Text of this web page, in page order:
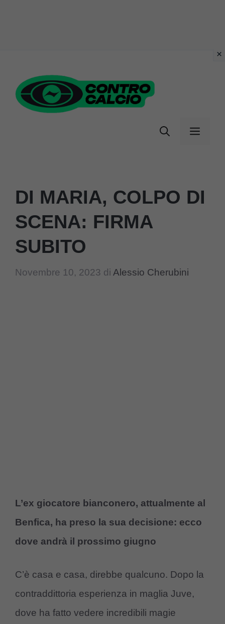
contenuto
Menu
DI MARIA, COLPO DI
SCENA: FIRMA
SUBITO
Novembre 10, 2023 di Alessio Cherubini
L’ex giocatore bianconero, attualmente al
Benfica, ha preso la sua decisione: ecco
dove andrà il prossimo giugno
C’è casa e casa, direbbe qualcuno. Dopo la
contraddittoria esperienza in maglia Juve,
dove ha fatto vedere incredibili magie